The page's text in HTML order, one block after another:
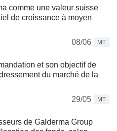
comme une valeur suisse
de croissance à moyen
08/06
MT
et son objectif de
du marché de la
29/05
MT
de Galderma Group